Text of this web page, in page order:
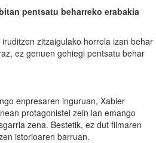
pentsatu beharreko erabakia
zitzaigulako horrela izan behar
ez genuen gehiegi pentsatu behar
enpresaren inguruan, Xabier
protagonistei zein lan emango
zena. Bestetik, ez dut filmaren
istorioaren barruan.